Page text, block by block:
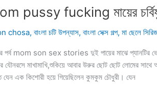
pussy fucking মায়ের
chosa, বাংলা চটি উপন্যাস, বাংলা সেক্স গল্প, মা ছেলে
পর্ব mom son sex stories দুই পায়ের মাঝে প্যানটির
যৌনরসে মাখামাখি,শুকিয়ে আবার উরুর ছোট ছোট লোমের
যেন এক কিশোরী হয়ে গিয়েছিলেন কুমকুম চৌধুরী। যেন